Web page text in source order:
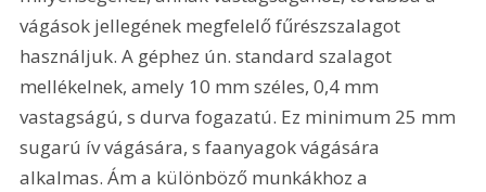
vágások jellegének megfelelő fűrészszalagot
használjuk. A géphez ún. standard szalagot
mellékelnek, amely 10 mm széles, 0,4 mm
vastagságú, s durva fogazatú. Ez minimum 25 mm
sugarú ív vágására, s faanyagok vágására
alkalmas. Ám a különböző munkákhoz a